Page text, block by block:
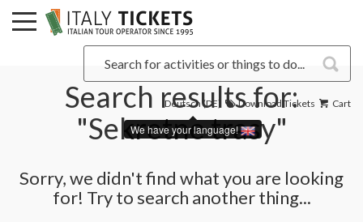
Deutsch (DE)
We have your language!
Download Tickets Cart
Search results for:
"Sekretne trasy"
Sorry, we didn't find what you are looking
for! Try to search another thing...